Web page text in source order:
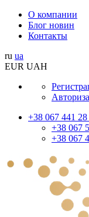
О компании
Блог новин
Контакты
ru ua
EUR UAH
+38 067 441 28
+38 067
+38 067